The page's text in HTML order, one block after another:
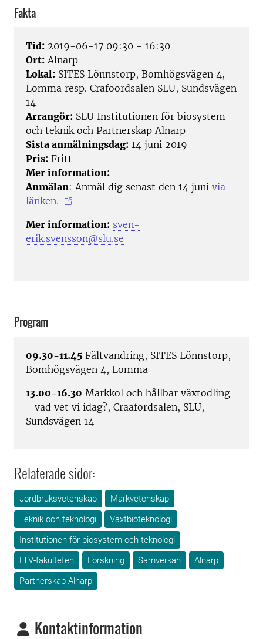
Fakta
Tid: 2019-06-17 09:30 - 16:30
Ort: Alnarp
Lokal: SITES Lönnstorp, Bomhögsvägen 4,
Lomma resp. Crafoordsalen SLU, Sundsvägen
14
Arrangör: SLU Institutionen för biosystem
och teknik och Partnerskap Alnarp
Sista anmälningsdag: 14 juni 2019
Pris: Fritt
Mer information:
Anmälan: Anmäl dig senast den 14 juni via
länken.
Mer information: sven-
erik.svensson@slu.se
Program
09.30-11.45 Fältvandring, SITES Lönnstorp,
Bomhögsvägen 4, Lomma
13.00-16.30 Markkol och hållbar växtodling
- vad vet vi idag?, Craafordsalen, SLU,
Sundsvägen 14
Relaterade sidor:
Jordbruksvetenskap
Markvetenskap
Teknik och teknologi
Växtbioteknologi
Institutionen för biosystem och teknologi
LTV-fakulteten
Forskning Samverkan
Alnarp
Partnerskap Alnarp
Kontaktinformation